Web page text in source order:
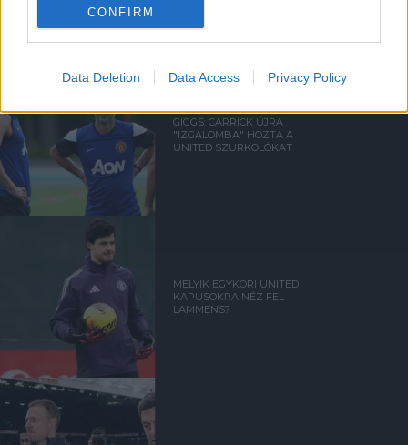
CONFIRM
Data Deletion Data Access Privacy Policy
GIGGS: CARRICK ÚJRA
"IZGALOMBA" HOZTA A
UNITED SZURKOLÓKAT
MELYIK EGYKORI UNITED
KAPUSOKRA NÉZ FEL
LAMMENS?